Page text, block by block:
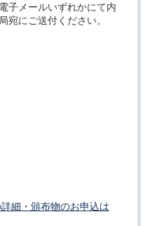
子メールいずれかにて内
宛にご送付ください。
細・頒布物のお申込は